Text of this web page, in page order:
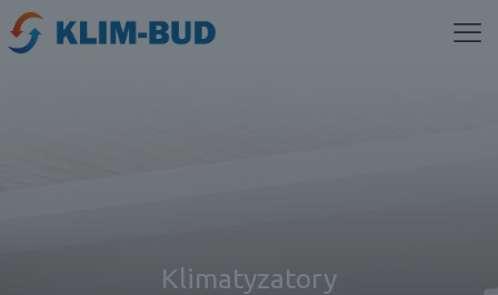
Klimatyzatory